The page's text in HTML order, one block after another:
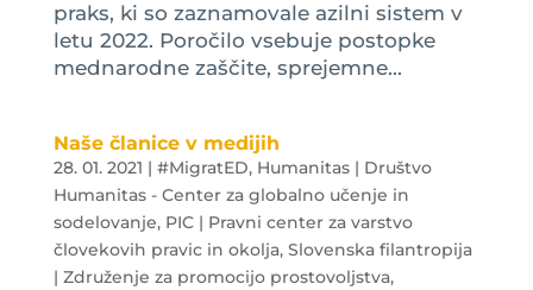
praks, ki so zaznamovale azilni sistem v
letu 2022. Poročilo vsebuje postopke
mednarodne zaščite, sprejemne...
Naše članice v medijih
28. 01. 2021 | #MigratED, Humanitas | Društvo
Humanitas - Center za globalno učenje in
sodelovanje, PIC | Pravni center za varstvo
človekovih pravic in okolja, Slovenska filantropija
| Združenje za promocijo prostovoljstva,